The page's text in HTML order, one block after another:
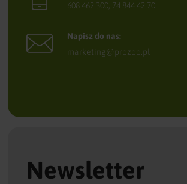
608 462 300 74 844 42 70
Napisz do nas:
marketing@prozoo.pl
Newsletter